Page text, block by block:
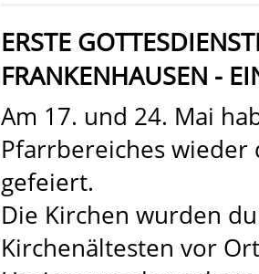
ERSTE
FRANKENHAUSEN -
Am 17. und 24. Mai
Pfarrbereiches
gefeiert.
Die Kirchen wurden
Kirchenältesten vor